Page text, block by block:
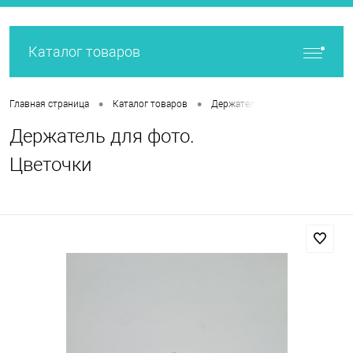
Каталог товаров
Главная страница • Каталог товаров • Держатель для фото с
Держатель для фото.
Цветочки